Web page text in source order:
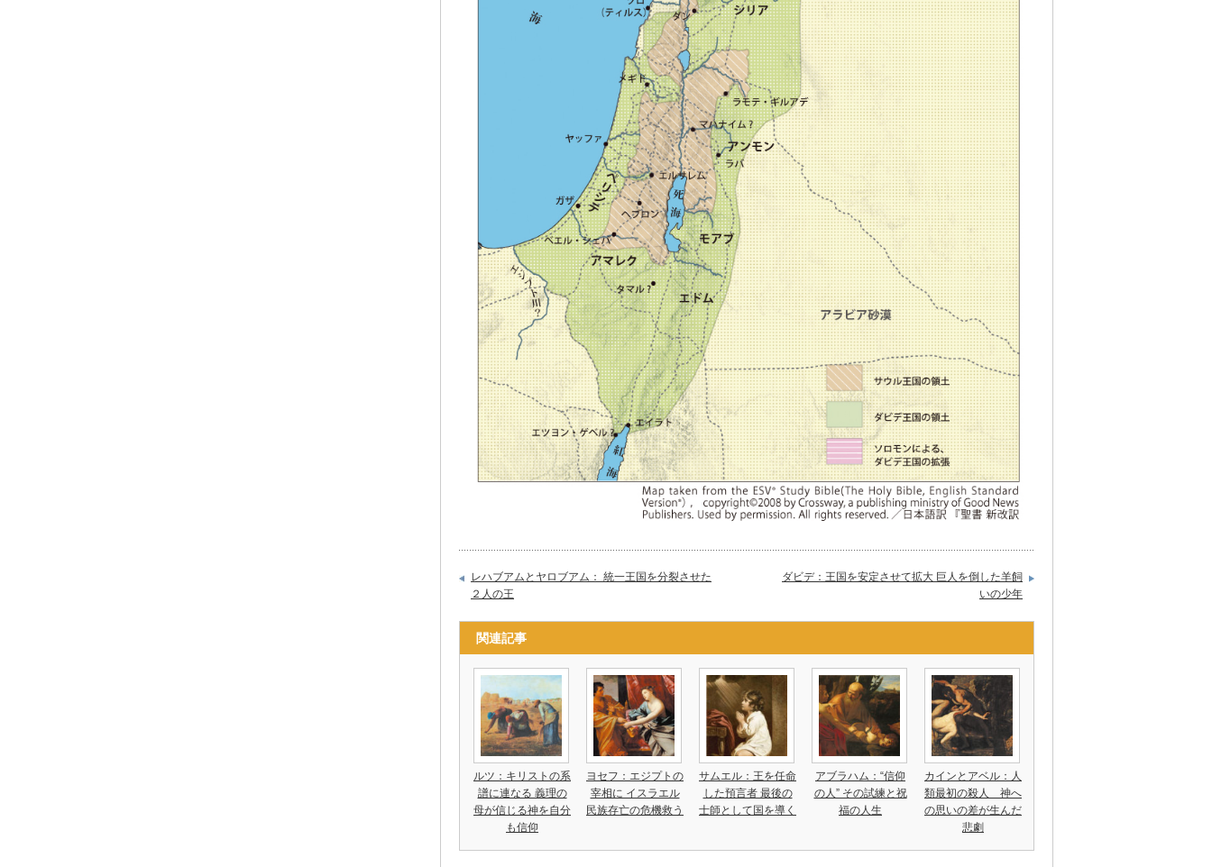
ダビデ：王国を安定させて拡大 巨人を倒した羊飼
いの少年
レハブアムとヤロブアム： 統一王国を分裂させた
２人の王
関連記事
ルツ：キリストの系
譜に連なる 義理の
母が信じる神を自分
も信仰
ヨセフ：エジプトの
宰相に イスラエル
民族存亡の危機救う
サムエル：王を任命
した預言者 最後の
士師として国を導く
アブラハム：“信仰
の人” その試練と祝
福の人生
カインとアベル：人
類最初の殺人 神へ
の思いの差が生んだ
悲劇